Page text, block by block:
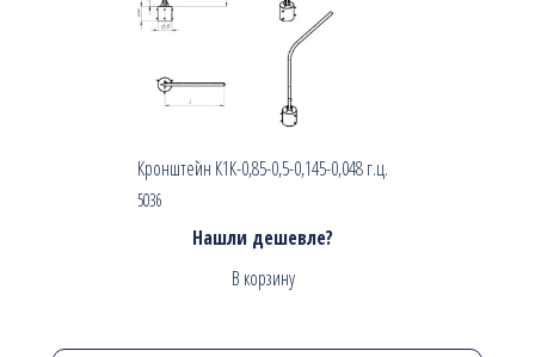
Кронштейн К1К-0,85-0,5-0,145-0,048 г.ц.
5036
Нашли дешевле?
В корзину